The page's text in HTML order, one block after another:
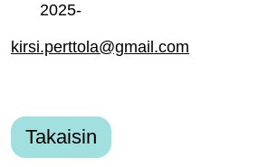
2025-
kirsi.perttola@gmail.com
Takaisin